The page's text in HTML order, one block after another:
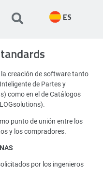
ES
la creación de software tanto
de Partes y
como en el de Catálogos
punto de unión entre los
y los compradores.
por los ingenieros